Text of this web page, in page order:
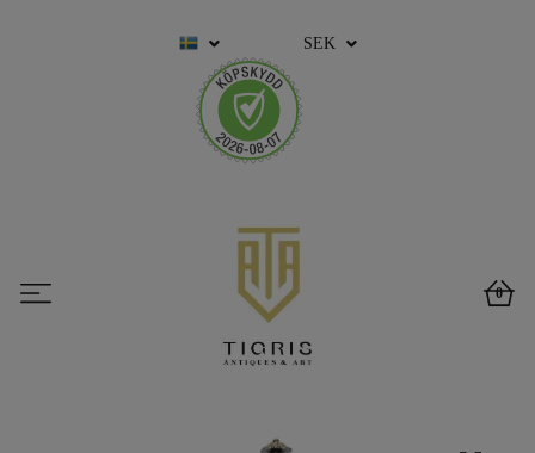
SEK
0